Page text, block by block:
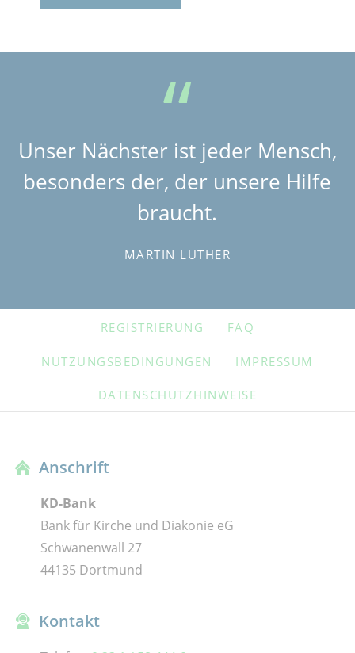
Unser Nächster ist jeder Mensch,
besonders der, der unsere Hilfe
braucht.
MARTIN LUTHER
NAVIGATION
REGISTRIERUNG FAQ
NUTZUNGSBEDINGUNGEN IMPRESSUM
DATENSCHUTZHINWEISE
Anschrift
KD-Bank
Bank für Kirche und Diakonie eG
Schwanenwall 27
44135 Dortmund
Kontakt